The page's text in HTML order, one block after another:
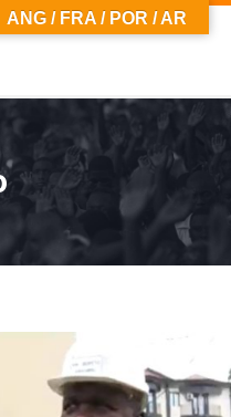
ANG / FRA / POR / AR